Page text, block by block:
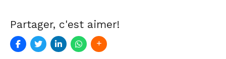
Partager, c'est aimer!